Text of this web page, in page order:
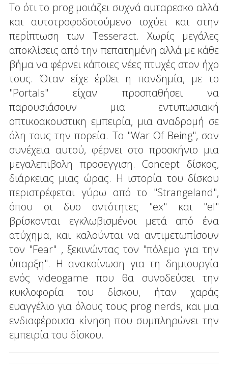
Το ότι το prog μοιάζει συχνά αυταρεσκο αλλά
και αυτοτροφοδοτούμενο ισχύει και στην
περίπτωση των Tesseract. Χωρίς μεγάλες
αποκλίσεις από την πεπατημένη αλλά με κάθε
βήμα να φέρνει κάποιες νέες πτυχές στον ήχο
τους. Όταν είχε έρθει η πανδημία, με το
"Portals" είχαν προσπαθήσει να
παρουσιάσουν μια εντυπωσιακή
οπτικοακουστικη εμπειρία, μια αναδρομή σε
όλη τους την πορεία. Το "War Of Being", σαν
συνέχεια αυτού, φέρνει στο προσκήνιο μια
μεγαλεπιβολη προσεγγιση. Concept δίσκος,
διάρκειας μιας ώρας. Η ιστορία του δίσκου
περιστρέφεται γύρω από το "Strangeland",
όπου οι δυο οντότητες "ex" και "el"
βρίσκονται εγκλωβισμένοι μετά από ένα
ατύχημα, και καλούνται να αντιμετωπίσουν
τον "Fear" , ξεκινώντας τον "πόλεμο για την
ύπαρξη". Η ανακοίνωση για τη δημιουργία
ενός videogame που θα συνοδεύσει την
κυκλοφορία του δίσκου, ήταν χαράς
ευαγγέλιο για όλους τους prog nerds, και μια
ενδιαφέρουσα κίνηση που συμπληρώνει την
εμπειρία του δίσκου.